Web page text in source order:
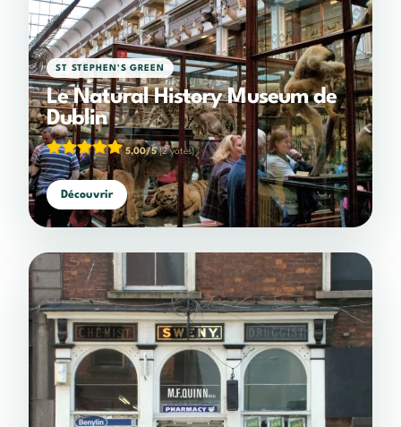
ST STEPHEN'S GREEN
Le Natural History Museum de
Dublin
5,00/5(2 votes)
Découvrir